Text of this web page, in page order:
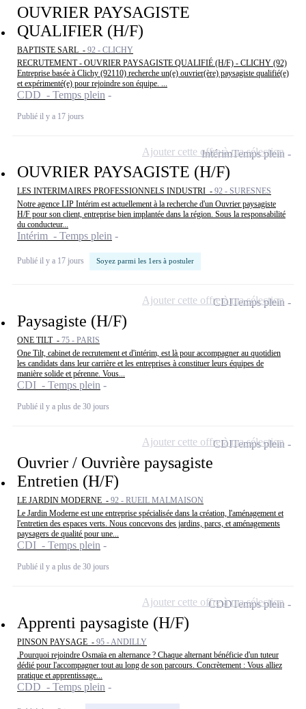
OUVRIER PAYSAGISTE
QUALIFIER (H/F)
BAPTISTE SARL - 92 - CLICHY
RECRUTEMENT - OUVRIER PAYSAGISTE QUALIFIÉ (H/F) - CLICHY (92)
Entreprise basée à Clichy (92110) recherche un(e) ouvrier(ère) paysagiste qualifié(e)
et expérimenté(e) pour rejoindre son équipe. ...
CDD - Temps plein
Publié il y a 17 jours
OUVRIER PAYSAGISTE (H/F)
LES INTERIMAIRES PROFESSIONNELS INDUSTRI - 92 - SURESNES
Notre agence LIP Intérim est actuellement à la recherche d'un Ouvrier paysagiste
H/F pour son client, entreprise bien implantée dans la région. Sous la responsabilité
du conducteur...
Intérim - Temps plein
Publié il y a 17 jours Soyez parmi les 1ers à postuler
IntérimTemps plein
Ajouter cette offre à ma sélection
Paysagiste (H/F)
ONE TILT - 75 - PARIS
One Tilt, cabinet de recrutement et d'intérim, est là pour accompagner au quotidien
les candidats dans leur carrière et les entreprises à constituer leurs équipes de
manière solide et pérenne. Vous...
CDI - Temps plein
Publié il y a plus de 30 jours
CDITemps plein
Ajouter cette offre à ma sélection
Ouvrier / Ouvrière paysagiste
Entretien (H/F)
LE JARDIN MODERNE - 92 - RUEIL MALMAISON
Le Jardin Moderne est une entreprise spécialisée dans la création, l'aménagement et
l'entretien des espaces verts. Nous concevons des jardins, parcs, et aménagements
paysagers de qualité pour une...
CDI - Temps plein
Publié il y a plus de 30 jours
CDITemps plein
Ajouter cette offre à ma sélection
Apprenti paysagiste (H/F)
PINSON PAYSAGE - 95 - ANDILLY
.Pourquoi rejoindre Osmaïa en alternance ? Chaque alternant bénéficie d'un tuteur
dédié pour l'accompagner tout au long de son parcours. Concrètement : Vous alliez
pratique et apprentissage...
CDD - Temps plein
CDDTemps plein
Ajouter cette offre à ma sélection